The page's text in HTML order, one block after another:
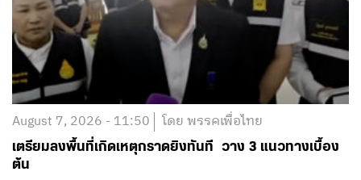
August 7, 2026 - 11:50 โดย พรรคเพื่อไทย
เตรียมลงพื้นที่เกิดเหตุกราดยิงทันที วาง 3 แนวทางเบื้อง
ต้น